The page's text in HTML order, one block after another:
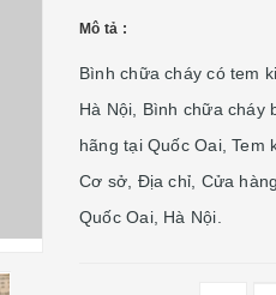
Mô tả :
Bình chữa cháy có tem
Hà Nội, Bình chữa cháy
hãng tại Quốc Oai, Tem
Cơ sở, Địa chỉ, Cửa
Quốc Oai, Hà Nội.